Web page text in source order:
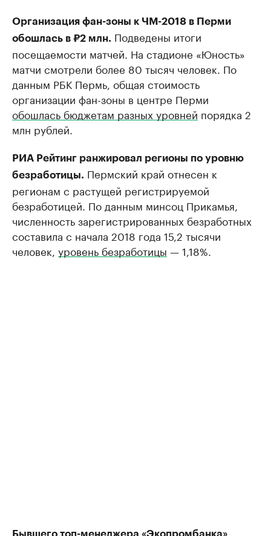
Организация фан-зоны к ЧМ-2018 в Перми
обошлась в ₽2 млн. Подведены итоги
посещаемости матчей. На стадионе «Юность»
матчи смотрели более 80 тысяч человек. По
данным РБК Пермь, общая стоимость
организации фан-зоны в центре Перми
обошлась бюджетам разных уровней порядка 2
млн рублей.
РИА Рейтинг ранжировал регионы по уровню
безработицы. Пермский край отнесен к
регионам с растущей регистрируемой
безработицей. По данным минсоц Прикамья,
численность зарегистрированных безработных
составила с начала 2018 года 15,2 тысячи
человек, уровень безработицы — 1,18%.
Бывшего топ-менеджера «Экопромбанка»